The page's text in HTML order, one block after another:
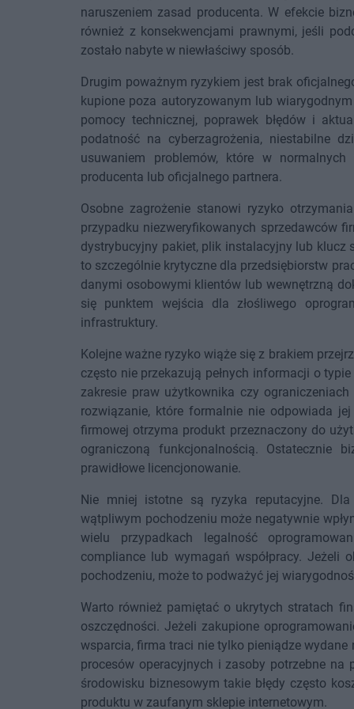
naruszeniem zasad producenta. W efekcie
również z konsekwencjami prawnymi, jeśli
zostało nabyte w niewłaściwy sposób.
Drugim poważnym ryzykiem jest brak
kupione poza autoryzowanym lub
pomocy technicznej, poprawek błędów i
podatność na cyberzagrożenia, niestabilne
usuwaniem problemów, które w normalnych
producenta lub oficjalnego partnera.
Osobne zagrożenie stanowi ryzyko
przypadku niezweryfikowanych sprzedawców
dystrybucyjny pakiet, plik instalacyjny lub klucz
to szczególnie krytyczne dla przedsiębiorstw
danymi osobowymi klientów lub wewnętrzną
się punktem wejścia dla złośliwego
infrastruktury.
Kolejne ważne ryzyko wiąże się z brakiem
często nie przekazują pełnych informacji o
zakresie praw użytkownika czy
rozwiązanie, które formalnie nie odpowiada
firmowej otrzyma produkt przeznaczony do
ograniczoną funkcjonalnością. Ostatecznie
prawidłowe licencjonowanie.
Nie mniej istotne są ryzyka reputacyjne.
wątpliwym pochodzeniu może negatywnie
wielu przypadkach legalność
compliance lub wymagań współpracy. Jeżeli
pochodzeniu, może to podważyć jej
Warto również pamiętać o ukrytych stratach
oszczędności. Jeżeli zakupione
wsparcia, firma traci nie tylko pieniądze
procesów operacyjnych i zasoby potrzebne
środowisku biznesowym takie błędy często
produktu w zaufanym sklepie internetowym.